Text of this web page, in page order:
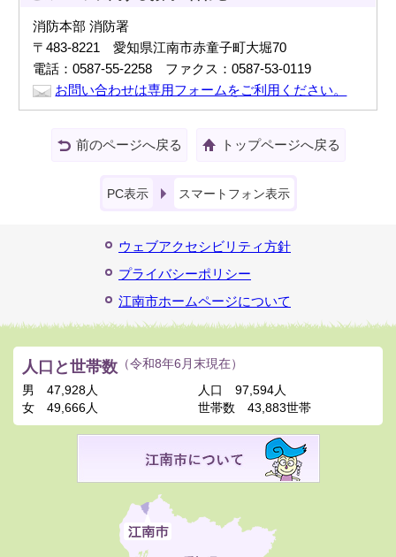
消防本部 消防署
〒483-8221 愛知県江南市赤童子町大堀70
電話：0587-55-2258 ファクス：0587-53-0119
お問い合わせは専用フォームをご利用ください。
前のページへ戻る トップページへ戻る
PC表示 スマートフォン表示
ウェブアクセシビリティ方針
プライバシーポリシー
江南市ホームページについて
人口と世帯数 （令和8年6月末現在）
男
47,928人
女
49,666人
人口
97,594人
世帯数
43,883世帯